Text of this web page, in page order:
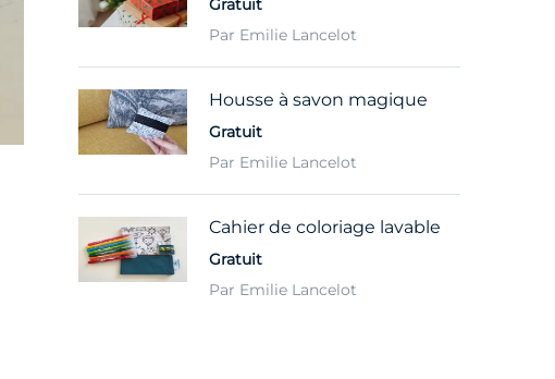
Par Emilie Lancelot
Housse à savon magique
Gratuit
Par Emilie Lancelot
Cahier de coloriage lavable
Gratuit
Par Emilie Lancelot